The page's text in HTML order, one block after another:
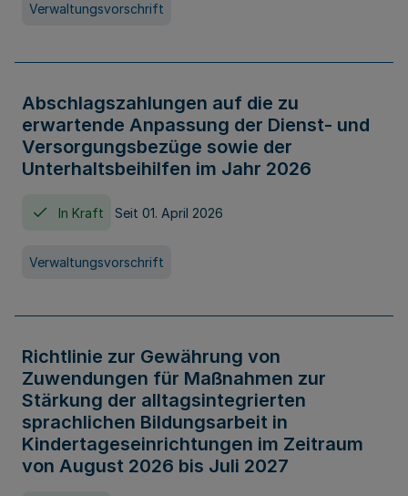
Verwaltungsvorschrift
Abschlagszahlungen auf die zu
erwartende Anpassung der Dienst- und
Versorgungsbezüge sowie der
Unterhaltsbeihilfen im Jahr 2026
In Kraft Seit 01. April 2026
Verwaltungsvorschrift
Richtlinie zur Gewährung von
Zuwendungen für Maßnahmen zur
Stärkung der alltagsintegrierten
sprachlichen Bildungsarbeit in
Kindertageseinrichtungen im Zeitraum
von August 2026 bis Juli 2027